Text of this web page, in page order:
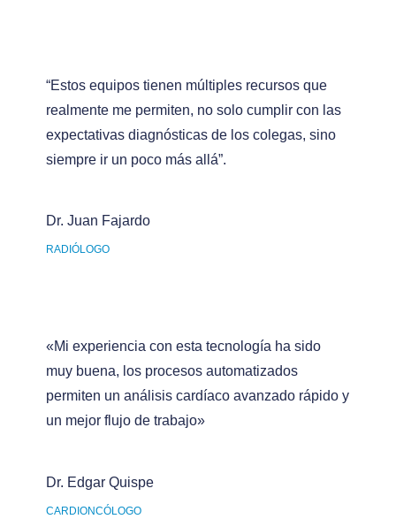
“Estos equipos tienen múltiples recursos que
realmente me permiten, no solo cumplir con las
expectativas diagnósticas de los colegas, sino
siempre ir un poco más allá”.
Dr. Juan Fajardo
RADIÓLOGO
«Mi experiencia con esta tecnología ha sido
muy buena, los procesos automatizados
permiten un análisis cardíaco avanzado rápido y
un mejor flujo de trabajo»
Dr. Edgar Quispe
CARDIONCÓLOGO